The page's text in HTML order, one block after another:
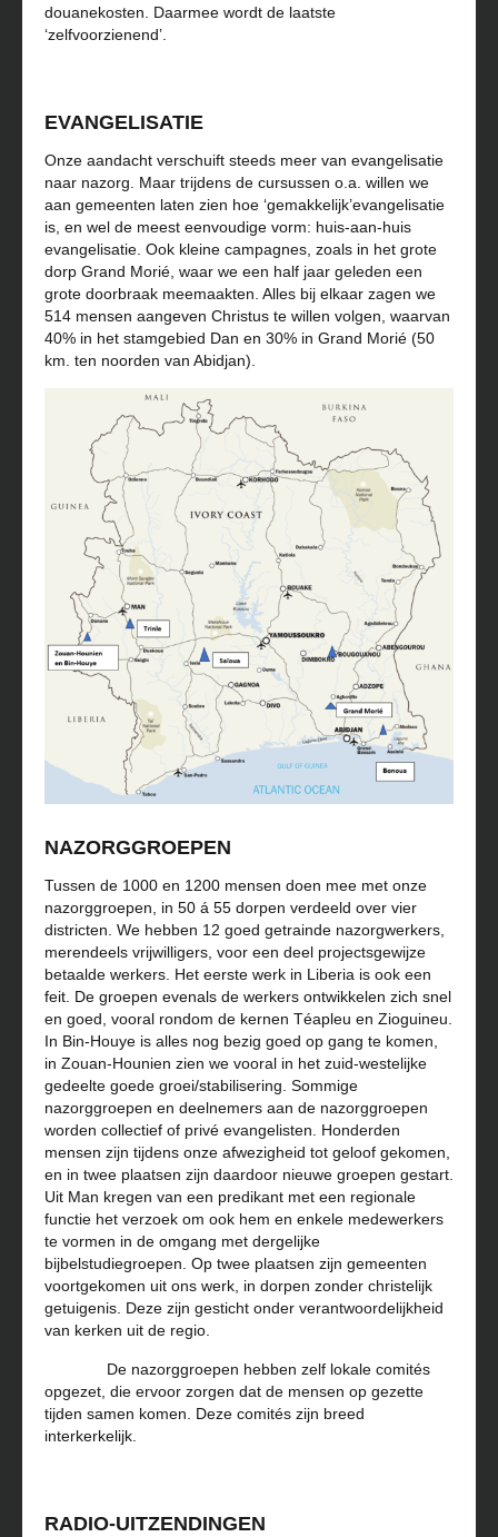
douanekosten. Daarmee wordt de laatste
‘zelfvoorzienend’.
EVANGELISATIE
Onze aandacht verschuift steeds meer van evangelisatie
naar nazorg. Maar trijdens de cursussen o.a. willen we
aan gemeenten laten zien hoe ‘gemakkelijk’evangelisatie
is, en wel de meest eenvoudige vorm: huis-aan-huis
evangelisatie. Ook kleine campagnes, zoals in het grote
dorp Grand Morié, waar we een half jaar geleden een
grote doorbraak meemaakten. Alles bij elkaar zagen we
514 mensen aangeven Christus te willen volgen, waarvan
40% in het stamgebied Dan en 30% in Grand Morié (50
km. ten noorden van Abidjan).
NAZORGGROEPEN
Tussen de 1000 en 1200 mensen doen mee met onze
nazorggroepen, in 50 á 55 dorpen verdeeld over vier
districten. We hebben 12 goed getrainde nazorgwerkers,
merendeels vrijwilligers, voor een deel projectsgewijze
betaalde werkers. Het eerste werk in Liberia is ook een
feit. De groepen evenals de werkers ontwikkelen zich snel
en goed, vooral rondom de kernen Téapleu en Zioguineu.
In Bin-Houye is alles nog bezig goed op gang te komen,
in Zouan-Hounien zien we vooral in het zuid-westelijke
gedeelte goede groei/stabilisering. Sommige
nazorggroepen en deelnemers aan de nazorggroepen
worden collectief of privé evangelisten. Honderden
mensen zijn tijdens onze afwezigheid tot geloof gekomen,
en in twee plaatsen zijn daardoor nieuwe groepen gestart.
Uit Man kregen van een predikant met een regionale
functie het verzoek om ook hem en enkele medewerkers
te vormen in de omgang met dergelijke
bijbelstudiegroepen. Op twee plaatsen zijn gemeenten
voortgekomen uit ons werk, in dorpen zonder christelijk
getuigenis. Deze zijn gesticht onder verantwoordelijkheid
van kerken uit de regio.
De nazorggroepen hebben zelf lokale comités
opgezet, die ervoor zorgen dat de mensen op gezette
tijden samen komen. Deze comités zijn breed
interkerkelijk.
RADIO-UITZENDINGEN